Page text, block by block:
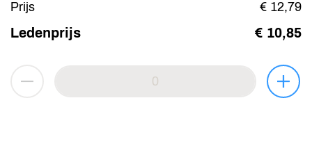
Prijs
€ 12,79
Ledenprijs € 10,85